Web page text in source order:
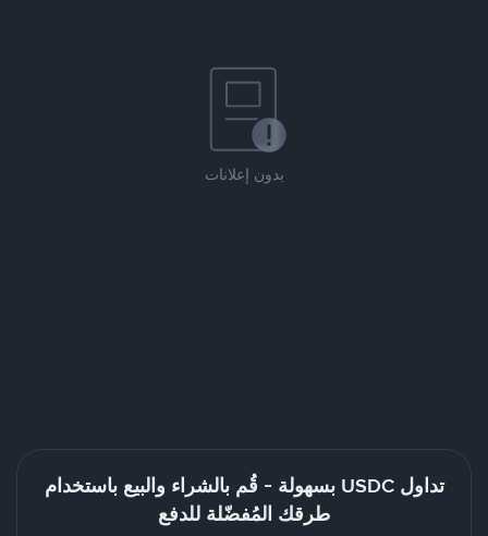
بدون إعلانات
تداول USDC بسهولة - قُم بالشراء والبيع باستخدام
طرقك المُفضّلة للدفع